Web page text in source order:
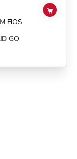
COM BATERIA
FIOS
GO
ADD